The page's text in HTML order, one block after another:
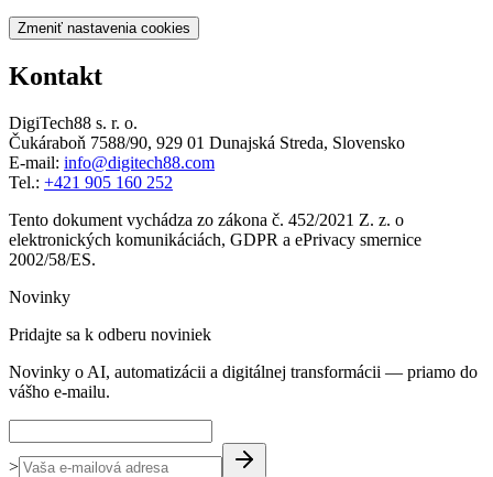
Zmeniť nastavenia cookies
Kontakt
DigiTech88 s. r. o.
Čukáraboň 7588/90, 929 01 Dunajská Streda, Slovensko
E-mail: info@digitech88.com
Tel.: +421 905 160 252
Tento dokument vychádza zo zákona č. 452/2021 Z. z. o
elektronických komunikáciách, GDPR a ePrivacy smernice
2002/58/ES.
Novinky
Pridajte sa k odberu noviniek
Novinky o AI, automatizácii a digitálnej transformácii — priamo do
vášho e-mailu.
>